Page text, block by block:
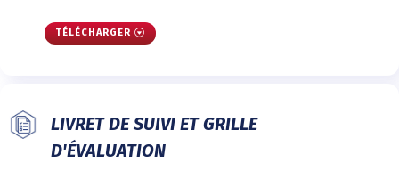
TÉLÉCHARGER
LIVRET DE SUIVI ET GRILLE
D'ÉVALUATION